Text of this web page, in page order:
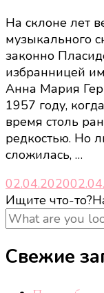
На склоне лет
музыкального
законно
избранницей
Анна Мария
1957 году,
время столь
редкостью. Но
сложилась, …
02.04.2020
Ищите что-то?
Свежие